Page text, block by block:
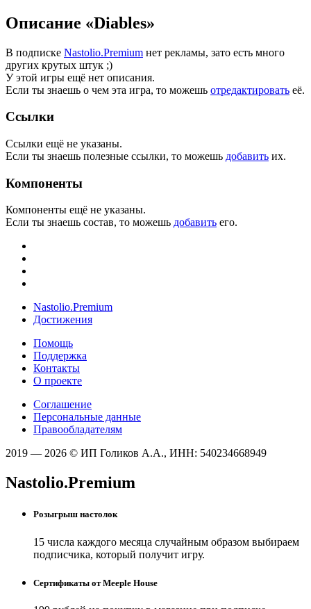
Описание «Diables»
В подписке Nastolio.Premium нет рекламы, зато есть много
других крутых штук ;)
У этой игры ещё нет описания.
Если ты знаешь о чем эта игра, то можешь отредактировать её.
Ссылки
Ссылки ещё не указаны.
Если ты знаешь полезные ссылки, то можешь добавить их.
Компоненты
Компоненты ещё не указаны.
Если ты знаешь состав, то можешь добавить его.
Nastolio.Premium
Достижения
Помощь
Поддержка
Контакты
О проекте
Соглашение
Персональные данные
Правообладателям
2019 — 2026 © ИП Голиков А.А., ИНН: 540234668949
Nastolio.Premium
Розыгрыш настолок
15 числа каждого месяца случайным образом выбираем
подписчика, который получит игру.
Сертификаты от Meeple House